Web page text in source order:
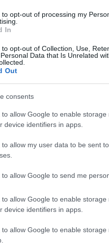
to opt-out of processing my
In
to opt-out of Collection, Use,
Data that Is Unrelated
Out
consents
to allow Google to enable
device identifiers in apps.
to allow my user data to be sent
to allow Google to send me
to allow Google to enable
device identifiers in apps.
to allow Google to enable